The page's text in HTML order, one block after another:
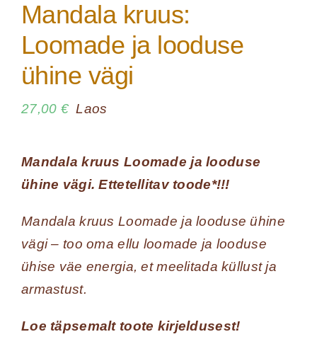
Mandala kruus:
Loomade ja looduse
ühine vägi
27,00 € Laos
Mandala kruus Loomade ja looduse
ühine vägi. Ettetellitav toode*!!!
Mandala kruus Loomade ja looduse ühine
vägi – too oma ellu loomade ja looduse
ühise väe energia, et meelitada küllust ja
armastust.
Loe täpsemalt toote kirjeldusest!